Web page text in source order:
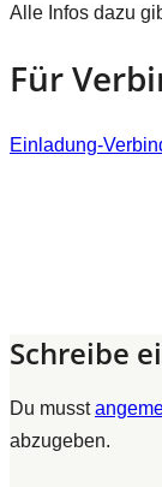
Alle Infos dazu
Für
Einladung-
Schreibe
Du musst
abzugeben.